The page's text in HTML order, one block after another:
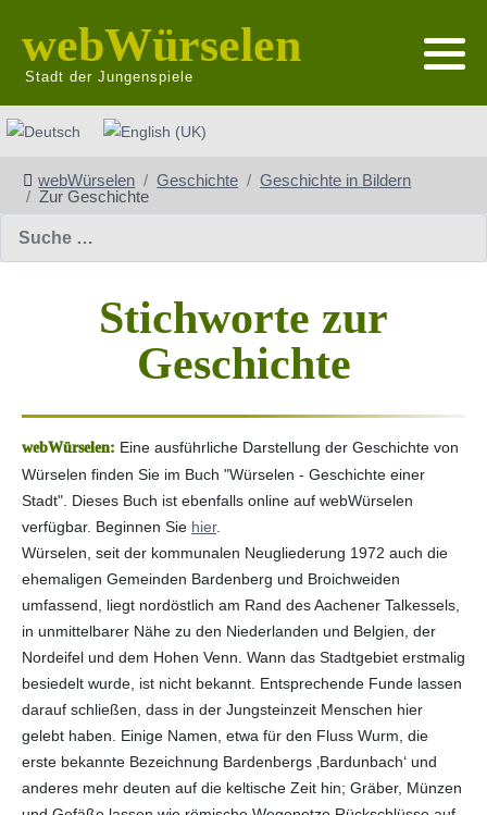
webWürselen
Stadt der Jungenspiele
Sprache auswählen
webWürselen Geschichte
Geschichte in Bildern
Zur Geschichte
Stichworte zur
Geschichte
Eine ausführliche Darstellung der Geschichte von
Würselen finden Sie im Buch "Würselen - Geschichte einer
Stadt". Dieses Buch ist ebenfalls online auf webWürselen
verfügbar. Beginnen Sie hier.
Würselen, seit der kommunalen Neugliederung 1972 auch die
ehemaligen Gemeinden Bardenberg und Broichweiden
umfassend, liegt nordöstlich am Rand des Aachener Talkessels,
in unmittelbarer Nähe zu den Niederlanden und Belgien, der
Nordeifel und dem Hohen Venn. Wann das Stadtgebiet erstmalig
besiedelt wurde, ist nicht bekannt. Entsprechende Funde lassen
darauf schließen, dass in der Jungsteinzeit Menschen hier
gelebt haben. Einige Namen, etwa für den Fluss Wurm, die
erste bekannte Bezeichnung Bardenbergs ‚Bardunbach‘ und
anderes mehr deuten auf die keltische Zeit hin; Gräber, Münzen